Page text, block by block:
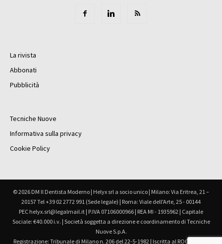
La rivista
Abbonati
Pubblicità
Tecniche Nuove
Informativa sulla privacy
Cookie Policy
© 2026 DM Il Dentista Moderno | Helyx srl a socio unico | Milano: Via Eritrea, 21 –
20157 Tel +39 02 2772 991 (Sede legale) | Roma: Viale dell'Arte, 25 - 00144
PEC helyx.srl@legalmail.it | P.IVA 07106000966 | REA MI - 1935962 | Capitale
Sociale: €40.000 i.v. | Società soggetta a direzione e coordinamento di Tecniche
Nuove S.p.A.
Registrazione: Tribunale di Milano n. 206 del 22-5-1982 | Iscritta al ROC Registro